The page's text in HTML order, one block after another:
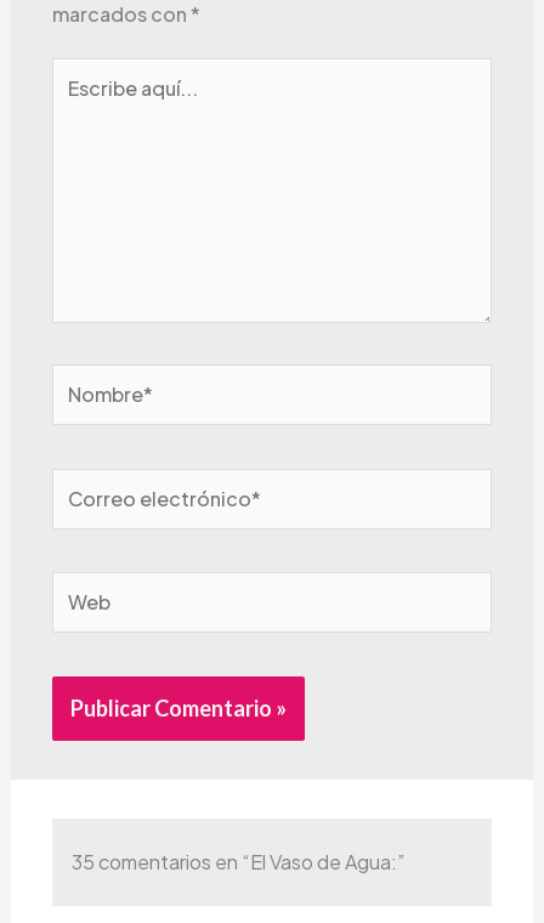
marcados con*
aquí...
electrónico*
35 comentarios en “El Vaso de Agua:”